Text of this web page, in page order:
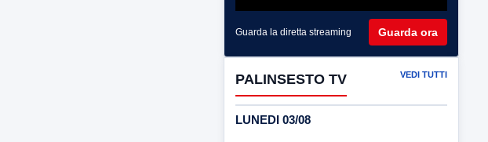
Guarda la diretta streaming Guarda ora
PALINSESTO TV VEDI TUTTI
LUNEDI 03/08